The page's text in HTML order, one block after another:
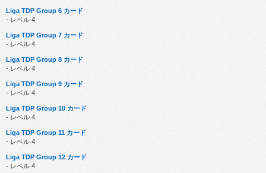
Liga TDP Group 6 カード
- レベル 4
Liga TDP Group 7 カード
- レベル 4
Liga TDP Group 8 カード
- レベル 4
Liga TDP Group 9 カード
- レベル 4
Liga TDP Group 10 カード
- レベル 4
Liga TDP Group 11 カード
- レベル 4
Liga TDP Group 12 カード
- レベル 4